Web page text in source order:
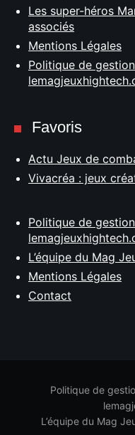
Les super-héros
associés
Mentions Légales
Politique de
Favoris
Actu Jeux de
Vivacréa : jeux
Politique de
L’équipe du Mag
Mentions Légales
Contact
Politique de
L’équipe du Mag